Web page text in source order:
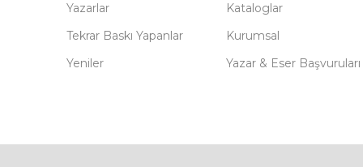
Yazarlar
Tekrar Baskı Yapanlar
Yeniler
Kataloglar
Kurumsal
Yazar & Eser Başvuruları